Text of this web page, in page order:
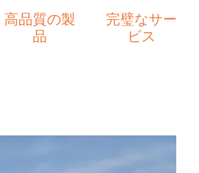
高品質の製
品
完璧なサー
ビス